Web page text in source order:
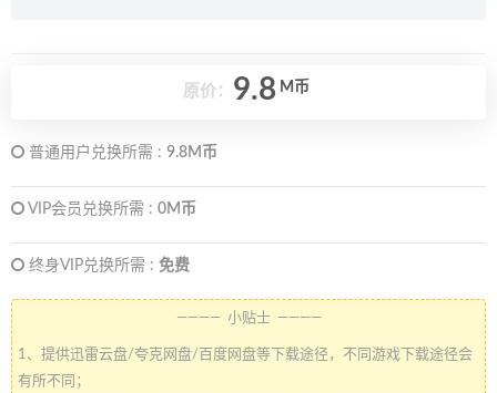
原价： 9.8 M币
普通用户兑换所需 : 9.8M币
VIP会员兑换所需 : 0M币
终身VIP兑换所需 : 免费
———— 小贴士 ————
1、提供迅雷云盘/夸克网盘/百度网盘等下载途径，不同游戏下载途径会
有所不同；